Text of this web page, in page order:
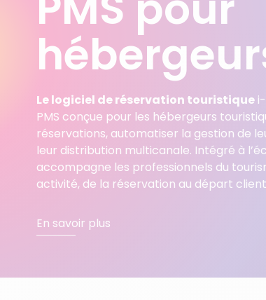
Nos formations professionnelles
Nos partenaires
Le logiciel de réservation touristique
PMS conçue pour les hébergeurs
réservations, automatiser la gestion de
leur distribution multicanale. Intégré à
accompagne les professionnels du
activité, de la réservation au départ
En savoir plus